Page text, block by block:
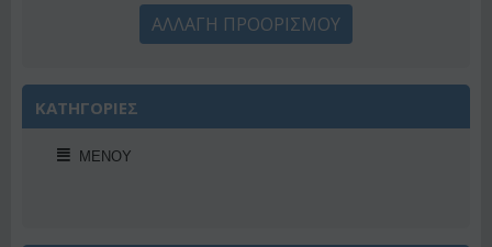
ΑΛΛΑΓΗ ΠΡΟΟΡΙΣΜΟΥ
ΚΑΤΗΓΟΡΙΕΣ
ΜΕΝΟΎ